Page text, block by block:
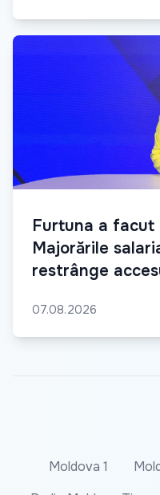
Furtuna a facut
Majorările
restrânge
07.08.2026
Moldova 1